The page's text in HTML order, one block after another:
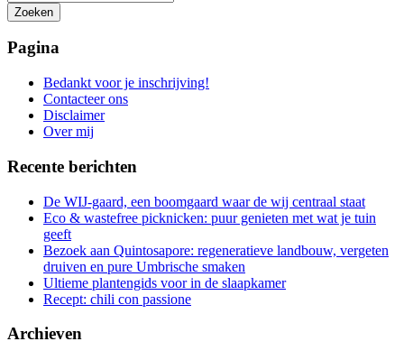
Zoeken
zoeken
Pagina
Bedankt voor je inschrijving!
Contacteer ons
Disclaimer
Over mij
Recente berichten
De WIJ-gaard, een boomgaard waar de wij centraal staat
Eco & wastefree picknicken: puur genieten met wat je tuin
geeft
Bezoek aan Quintosapore: regeneratieve landbouw, vergeten
druiven en pure Umbrische smaken
Ultieme plantengids voor in de slaapkamer
Recept: chili con passione
Archieven